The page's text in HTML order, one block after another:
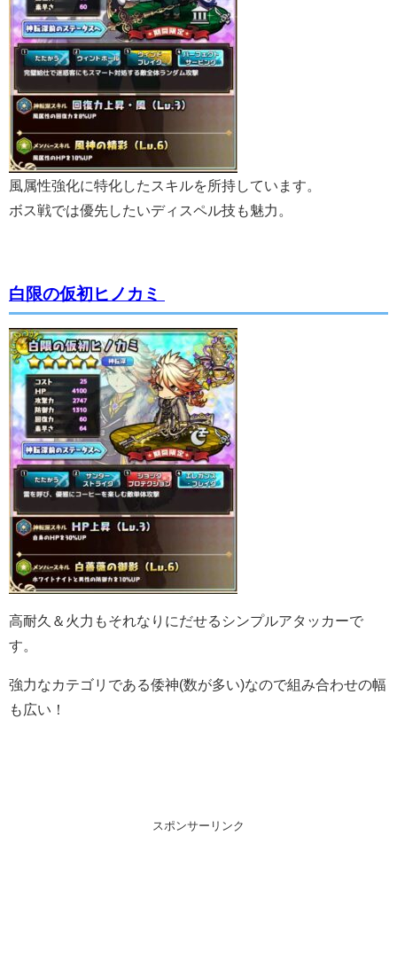
風属性強化に特化したスキルを所持しています。
ボス戦では優先したいディスペル技も魅力。
白限の仮初ヒノカミ
高耐久＆火力もそれなりにだせるシンプルアタッカーで
す。
強力なカテゴリである倭神(数が多い)なので組み合わせの幅
も広い！
スポンサーリンク